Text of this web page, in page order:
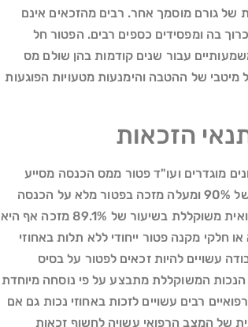
גורם מוסמך אחר. רבים מהזכאים אינם
בה ומפסידים כספים רבים. הפטור חל
עבור שנים קודמות בהן שולם מס
מיטבי של ההטבה והימנעות מטעויות הפוגעות
הזכאות
מוגדרים ועו"ד פטור ממס הכנסה מסייע
באבחון הזכאות ובהוכחתה. נכות רפואית בשיעור של 90% ומעלה מזכה בפטור מלא על הכנסה
מיגיעה אישית עד לתקרה הקבועה בחוק. נכות רפואית משוקללת בשיעור של 89.1% מזכה אף היא
חלקי מקנה פטור ייחודי ללא תלות באחוזי
עשויים להיות זכאים לפטור על בסיס
הנכות המשוקללת מתבצע על פי נוסחה מיוחדת
רבים עשויים לזכות באחוזי נכות גם אם
של המצב הרפואי עשויה לחשוף זכאות